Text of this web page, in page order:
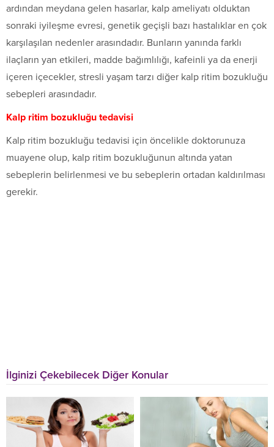
ardından meydana gelen hasarlar, kalp ameliyatı olduktan
sonraki iyileşme evresi, genetik geçişli bazı hastalıklar en çok
karşılaşılan nedenler arasındadır. Bunların yanında farklı
ilaçların yan etkileri, madde bağımlılığı, kafeinli ya da enerji
içeren içecekler, stresli yaşam tarzı diğer kalp ritim bozukluğu
sebepleri arasındadır.
Kalp ritim bozukluğu tedavisi
Kalp ritim bozukluğu tedavisi için öncelikle doktorunuza
muayene olup, kalp ritim bozukluğunun altında yatan
sebeplerin belirlenmesi ve bu sebeplerin ortadan kaldırılması
gerekir.
İlginizi Çekebilecek Diğer Konular